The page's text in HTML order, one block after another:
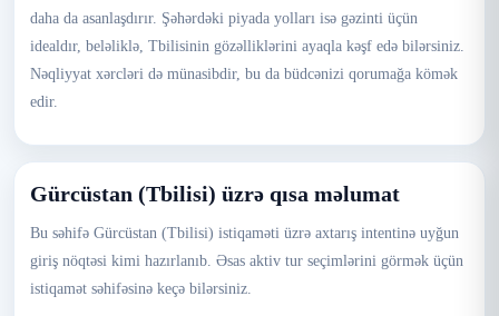
daha da asanlaşdırır. Şəhərdəki piyada yolları isə gəzinti üçün
idealdır, beləliklə, Tbilisinin gözəlliklərini ayaqla kəşf edə bilərsiniz.
Nəqliyyat xərcləri də münasibdir, bu da büdcənizi qorumağa kömək
edir.
Gürcüstan (Tbilisi) üzrə qısa məlumat
Bu səhifə Gürcüstan (Tbilisi) istiqaməti üzrə axtarış intentinə uyğun
giriş nöqtəsi kimi hazırlanıb. Əsas aktiv tur seçimlərini görmək üçün
istiqamət səhifəsinə keçə bilərsiniz.